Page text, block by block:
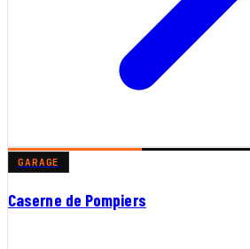
GARAGE
Caserne de Pompiers